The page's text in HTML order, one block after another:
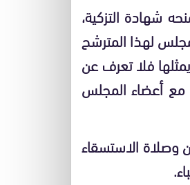
شهادة التزكية،
لهذا المترشح
فلا تعرف عن
مع أعضاء المجلس
وصلاة الاستسقاء